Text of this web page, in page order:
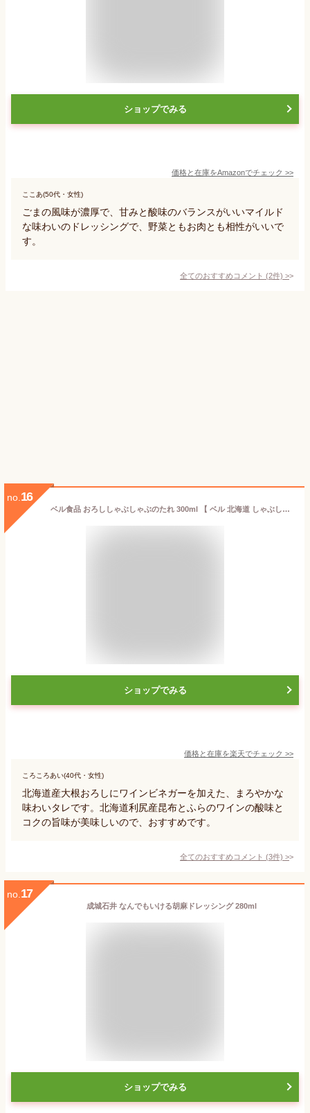
ショップでみる
価格と在庫をAmazonでチェック >>
ここあ(50代・女性)
ごまの風味が濃厚で、甘みと酸味のバランスがいいマイルド
な味わいのドレッシングで、野菜ともお肉とも相性がいいで
す。
全てのおすすめコメント (2件) >
no. 16
ベル食品 おろししゃぶしゃぶのたれ 300ml 【 ベル 北海道 しゃぶしゃぶ たれ タレ 】
ショップでみる
価格と在庫を楽天でチェック >>
ころころあい(40代・女性)
北海道産大根おろしにワインビネガーを加えた、まろやかな
味わいタレです。北海道利尻産昆布とふらのワインの酸味と
コクの旨味が美味しいので、おすすめです。
全てのおすすめコメント (3件) >
no. 17
成城石井 なんでもいける胡麻ドレッシング 280ml
ショップでみる